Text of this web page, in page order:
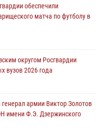
в митинге, посвященном
территорию области
пистолетом
обеспечили
матча по футболу в
округом Росгвардии
вузов 2026 года
армии Виктор Золотов
имени Ф.Э. Дзержинского